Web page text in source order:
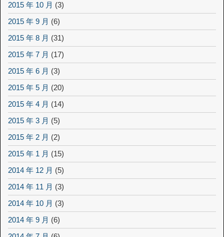
2015 年 10 月 (3)
2015 年 9 月 (6)
2015 年 8 月 (31)
2015 年 7 月 (17)
2015 年 6 月 (3)
2015 年 5 月 (20)
2015 年 4 月 (14)
2015 年 3 月 (5)
2015 年 2 月 (2)
2015 年 1 月 (15)
2014 年 12 月 (5)
2014 年 11 月 (3)
2014 年 10 月 (3)
2014 年 9 月 (6)